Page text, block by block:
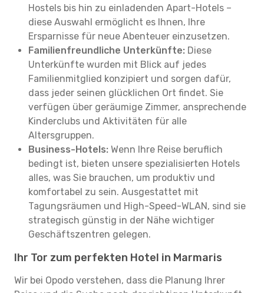
Hostels bis hin zu einladenden Apart-Hotels –
diese Auswahl ermöglicht es Ihnen, Ihre
Ersparnisse für neue Abenteuer einzusetzen.
Familienfreundliche Unterkünfte: Diese
Unterkünfte wurden mit Blick auf jedes
Familienmitglied konzipiert und sorgen dafür,
dass jeder seinen glücklichen Ort findet. Sie
verfügen über geräumige Zimmer, ansprechende
Kinderclubs und Aktivitäten für alle
Altersgruppen.
Business-Hotels: Wenn Ihre Reise beruflich
bedingt ist, bieten unsere spezialisierten Hotels
alles, was Sie brauchen, um produktiv und
komfortabel zu sein. Ausgestattet mit
Tagungsräumen und High-Speed-WLAN, sind sie
strategisch günstig in der Nähe wichtiger
Geschäftszentren gelegen.
Ihr Tor zum perfekten Hotel in Marmaris
Wir bei Opodo verstehen, dass die Planung Ihrer